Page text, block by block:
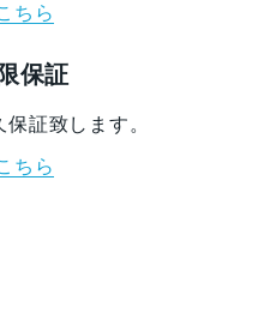
ちら
保証
証致します。
ちら